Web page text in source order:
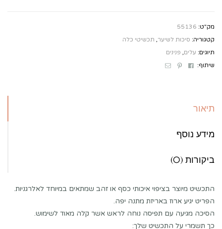
מק"ט: 55136
קטגוריה: סיכות לשיער, תכשיטי כלה
תיוגים: עלים, פנינים
שיתוף:
Facebook
Pinterest
Email
תיאור
מידע נוסף
ביקורות (0)
התכשיט מיוצר בציפוי איכותי כסף או זהב שמתאים במיוחד לאלרגניות.
הפריט יגיע ארוז באריזת מתנה יפה.
הסיכה מגיעה עם תפיסה נוחה לראש אשר קלה מאוד לשימוש.
כך תשמרי על התכשיט שלך: